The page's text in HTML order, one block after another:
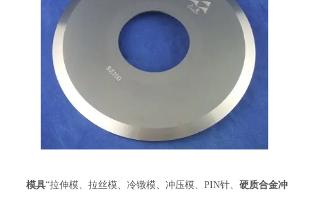
模具“拉伸模、拉丝模、冷镦模、冲压模、PIN针、 硬质合金冲